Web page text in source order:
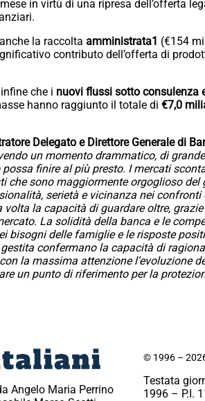
in virtù di una ripresa dell’offerta
la raccolta amministrata1 (€154
contributo dell’offerta di
che i nuovi flussi sotto consulenza
hanno raggiunto il totale di €7,0
Delegato e Direttore Generale di
un momento drammatico, di
finire al più presto. I mercati
che sono maggiormente orgoglioso
serietà e vicinanza nei
volta la capacità di guardare oltre,
La solidità della banca e le
bisogni delle famiglie e le risposte
confermano la capacità di
la massima attenzione l’evoluzione
un punto di riferimento per la
Angelo Maria Perrino
© 1996 –
Testata
1996 – P.I.